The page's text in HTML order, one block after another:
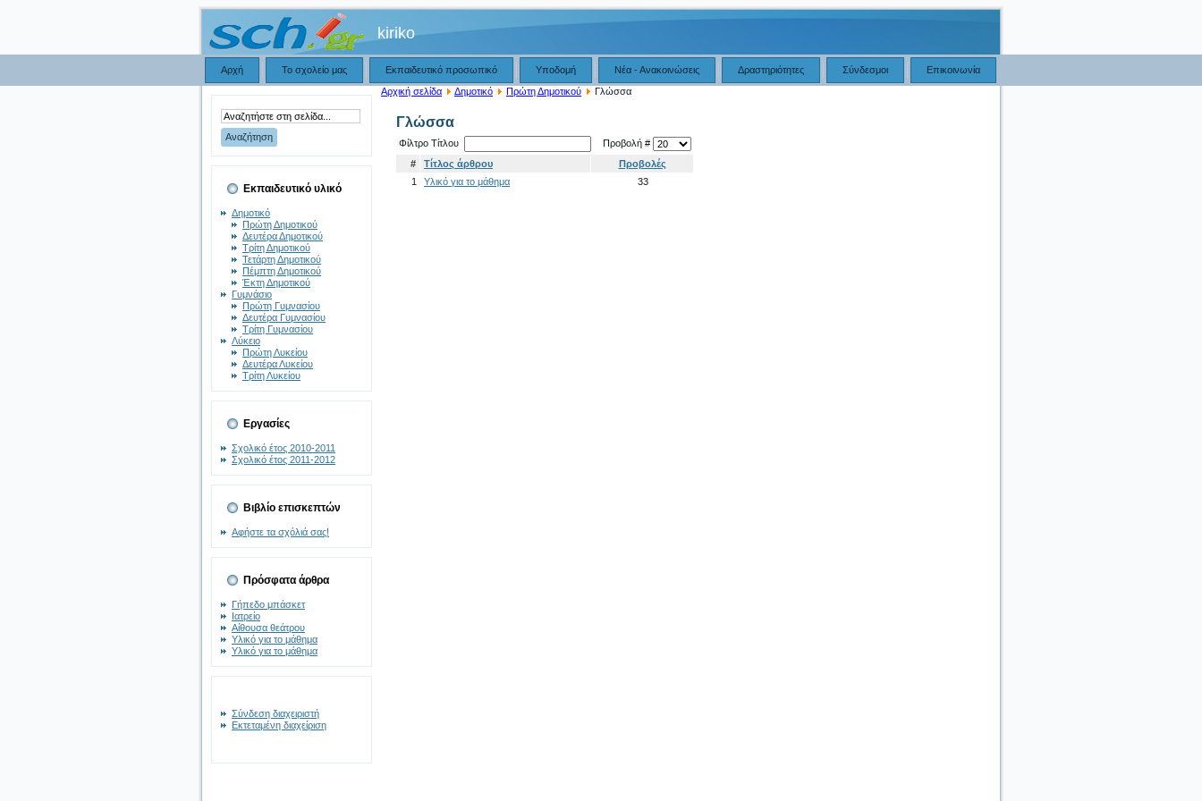
kiriko
Αρχή Το σχολείο μας Εκπαιδευτικό προσωπικό Υποδομή Νέα - Ανακοινώσεις Δραστηριότητες Σύνδεσμοι Επικοινωνία
Εκπαιδευτικό υλικό
Δημοτικό
Πρώτη Δημοτικού
Δευτέρα Δημοτικού
Τρίτη Δημοτικού
Τετάρτη Δημοτικού
Πέμπτη Δημοτικού
Έκτη Δημοτικού
Γυμνάσιο
Πρώτη Γυμνασίου
Δευτέρα Γυμνασίου
Τρίτη Γυμνασίου
Λύκειο
Πρώτη Λυκείου
Δευτέρα Λυκείου
Τρίτη Λυκείου
Εργασίες
Σχολικό έτος 2010-2011
Σχολικό έτος 2011-2012
Βιβλίο επισκεπτών
Αφήστε τα σχόλιά σας!
Πρόσφατα άρθρα
Γήπεδο μπάσκετ
Ιατρείο
Αίθουσα θεάτρου
Υλικό για το μάθημα
Υλικό για το μάθημα
Σύνδεση διαχειριστή
Εκτεταμένη διαχείριση
Αρχική σελίδα Δημοτικό Πρώτη Δημοτικού Γλώσσα
Γλώσσα
Φίλτρο Τίτλου
Προβολή #
#
Τίτλος άρθρου
Προβολές
1
Υλικό για το μάθημα 33